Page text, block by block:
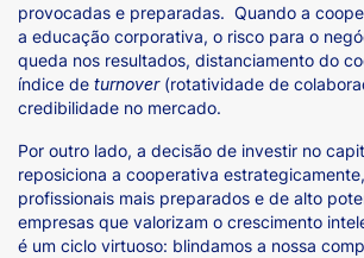
provocadas e preparadas. Quando a
a educação corporativa, o risco para o
queda nos resultados, distanciamento do
índice de turnover(rotatividade de
credibilidade no mercado.
Por outro lado, a decisão de investir no
reposiciona a cooperativa
profissionais mais preparados e de alto
empresas que valorizam o crescimento
é um ciclo virtuoso: blindamos a nossa